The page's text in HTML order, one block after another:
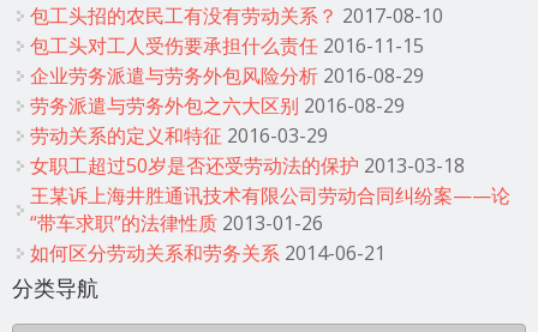
包工头招的农民工有没有劳动关系？ 2017-08-10
包工头对工人受伤要承担什么责任 2016-11-15
企业劳务派遣与劳务外包风险分析 2016-08-29
劳务派遣与劳务外包之六大区别 2016-08-29
劳动关系的定义和特征 2016-03-29
女职工超过50岁是否还受劳动法的保护 2013-03-18
王某诉上海井胜通讯技术有限公司劳动合同纠纷案——论
“带车求职”的法律性质 2013-01-26
如何区分劳动关系和劳务关系 2014-06-21
分类导航